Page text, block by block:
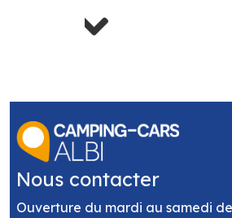
Nous contacter
Ouverture du mardi au samedi